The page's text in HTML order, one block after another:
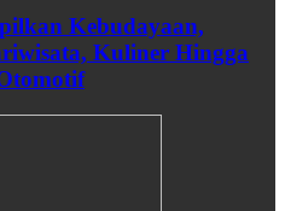
Kebudayaan,
Kuliner Hingga